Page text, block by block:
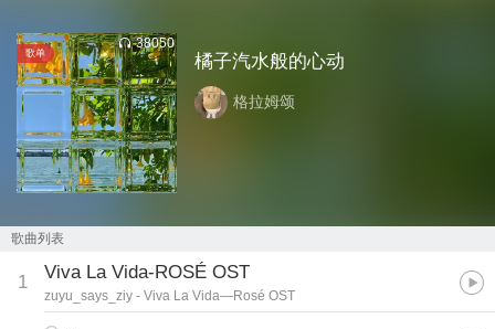
歌单
38050
橘子汽水般的心动
格拉姆颂
歌曲列表
1 Viva La Vida-ROSÉ OST
zuyu_says_ziy - Viva La Vida—Rosé OST